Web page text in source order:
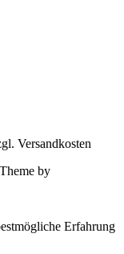
Versandkosten
by
Erfahrung